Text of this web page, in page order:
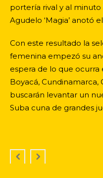
portería rival y al
Agudelo ‘Magia’ anotó
Con este resultado la
femenina empezó su
espera de lo que
Boyacá, Cundinamarca,
buscarán levantar un
Suba cuna de grandes